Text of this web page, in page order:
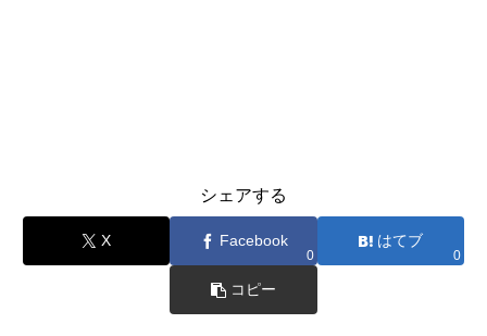
シェアする
X Facebook
0
はてブ
0
コピー